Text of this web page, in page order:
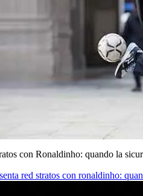
con Ronaldinho: quando la
red stratos con ronaldinho: